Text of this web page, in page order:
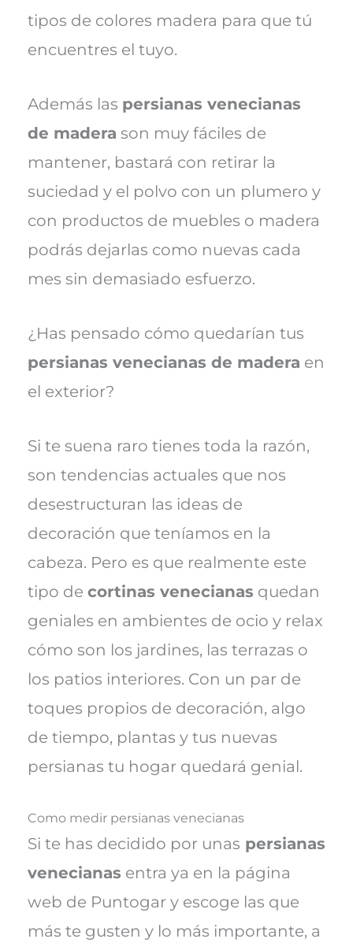
tipos de colores madera para que tú
encuentres el tuyo.
Además las persianas venecianas
de madera son muy fáciles de
mantener, bastará con retirar la
suciedad y el polvo con un plumero y
con productos de muebles o madera
podrás dejarlas como nuevas cada
mes sin demasiado esfuerzo.
¿Has pensado cómo quedarían tus
persianas venecianas de madera en
el exterior?
Si te suena raro tienes toda la razón,
son tendencias actuales que nos
desestructuran las ideas de
decoración que teníamos en la
cabeza. Pero es que realmente este
tipo de cortinas venecianas quedan
geniales en ambientes de ocio y relax
cómo son los jardines, las terrazas o
los patios interiores. Con un par de
toques propios de decoración, algo
de tiempo, plantas y tus nuevas
persianas tu hogar quedará genial.
Como medir persianas venecianas
Si te has decidido por unas persianas
venecianas entra ya en la página
web de Puntogar y escoge las que
más te gusten y lo más importante, a